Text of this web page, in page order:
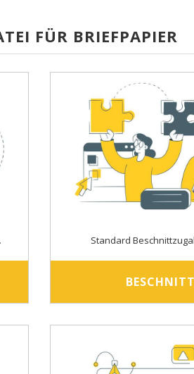
FÜR BRIEFPAPIER
Standard
BESCHNITT